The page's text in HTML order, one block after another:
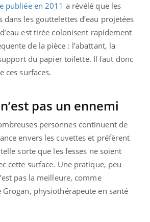
publiée en 2011 a révélé que les
dans les gouttelettes d’eau projetées
est tirée colonisent rapidement
de la pièce : l’abattant, la
du papier toilette. Il faut donc
ces surfaces.
pas un ennemi
personnes continuent de
envers les cuvettes et préfèrent
sorte que les fesses ne soient
cette surface. Une pratique, peu
pas la meilleure, comme
Grogan, physiothérapeute en santé